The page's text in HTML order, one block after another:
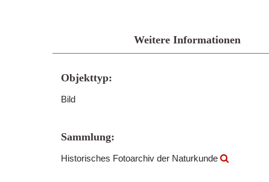
Weitere Informationen
Objekttyp:
Bild
Sammlung:
Historisches Fotoarchiv der Naturkunde